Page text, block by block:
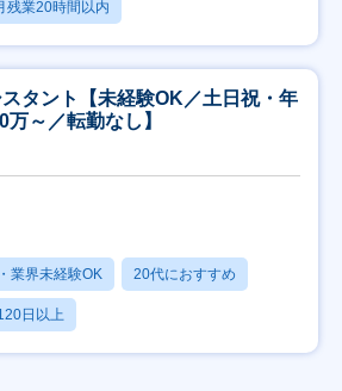
残業20時間以内
スタント【未経験OK／土日祝・年
～／転勤なし】
業界未経験OK 20代におすすめ
日以上